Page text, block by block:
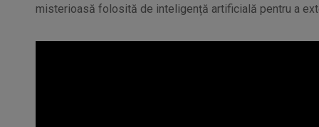
misterioasă folosită de inteligență artificială pentru a